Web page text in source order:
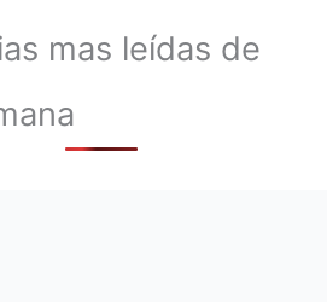
mas leídas de